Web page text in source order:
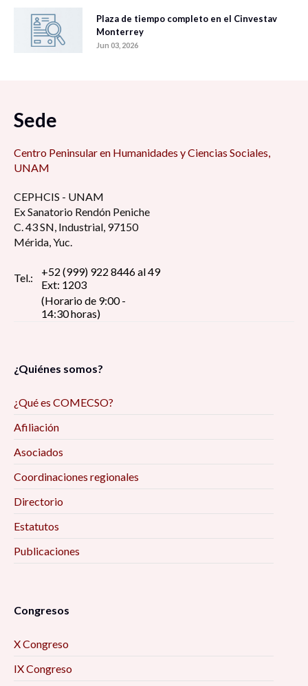
Plaza de tiempo completo en el Cinvestav
Monterrey
Jun 03, 2026
Sede
Centro Peninsular en Humanidades y Ciencias Sociales,
UNAM
CEPHCIS - UNAM
Ex Sanatorio Rendón Peniche
C. 43 SN, Industrial, 97150
Mérida, Yuc.
Tel.:
+52 (999) 922 8446 al 49
Ext: 1203
(Horario de 9:00 -
14:30 horas)
¿Quiénes somos?
¿Qué es COMECSO?
Afiliación
Asociados
Coordinaciones regionales
Directorio
Estatutos
Publicaciones
Congresos
X Congreso
IX Congreso